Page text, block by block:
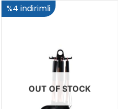
%4 indirimli
OUT OF STOCK